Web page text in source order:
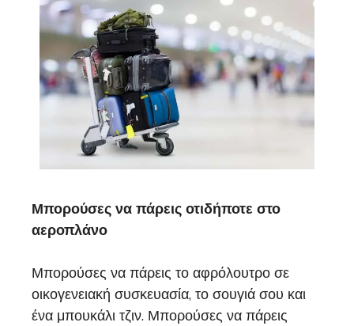
Μπορούσες να πάρεις οτιδήποτε στο
αεροπλάνο
Μπορούσες να πάρεις το αφρόλουτρο σε
οικογενειακή συσκευασία, το σουγιά σου και
ένα μπουκάλι τζιν. Μπορούσες να πάρεις